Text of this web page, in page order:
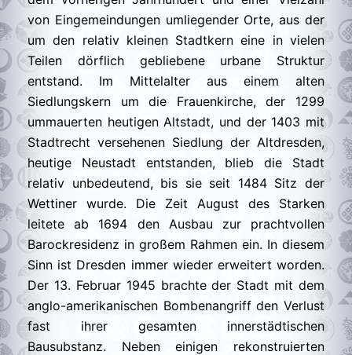
von Eingemeindungen umliegender Orte, aus der
um den relativ kleinen Stadtkern eine in vielen
Teilen dörflich gebliebene urbane Struktur
entstand. Im Mittelalter aus einem alten
Siedlungskern um die Frauenkirche, der 1299
ummauerten heutigen Altstadt, und der 1403 mit
Stadtrecht versehenen Siedlung der Altdresden,
heutige Neustadt entstanden, blieb die Stadt
relativ unbedeutend, bis sie seit 1484 Sitz der
Wettiner wurde. Die Zeit August des Starken
leitete ab 1694 den Ausbau zur prachtvollen
Barockresidenz in großem Rahmen ein. In diesem
Sinn ist Dresden immer wieder erweitert worden.
Der 13. Februar 1945 brachte der Stadt mit dem
anglo-amerikanischen Bombenangriff den Verlust
fast ihrer gesamten innerstädtischen
Bausubstanz. Neben einigen rekonstruierten